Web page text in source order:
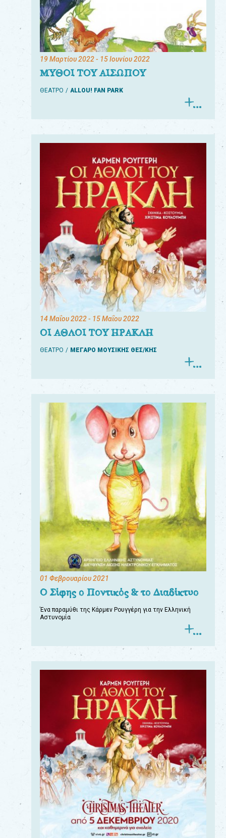
19 Μαρτίου 2022- 15 Ιουνίου 2022
ΜΥΘΟΙ ΤΟΥ ΑΙΣΩΠΟΥ
ΘΕΑΤΡΟ ALLOU! FAN PARK
14 Μαΐου 2022- 15 Μαΐου 2022
ΟΙ ΑΘΛΟΙ ΤΟΥ ΗΡΑΚΛΗ
ΘΕΑΤΡΟ ΜΕΓΑΡΟ ΜΟΥΣΙΚΗΣ ΘΕΣ/ΚΗΣ
01 Φεβρουαρίου 2021
Ο Σίφης ο Ποντικός & το Διαδίκτυο
Ένα παραμύθι της Κάρμεν Ρουγγέρη για την Ελληνική
Αστυνομία